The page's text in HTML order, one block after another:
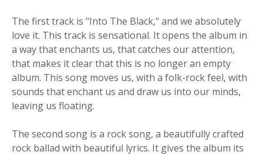
The first track is "Into The Black," and we absolutely
love it. This track is sensational. It opens the album in
a way that enchants us, that catches our attention,
that makes it clear that this is no longer an empty
album. This song moves us, with a folk-rock feel, with
sounds that enchant us and draw us into our minds,
leaving us floating.
The second song is a rock song, a beautifully crafted
rock ballad with beautiful lyrics. It gives the album its